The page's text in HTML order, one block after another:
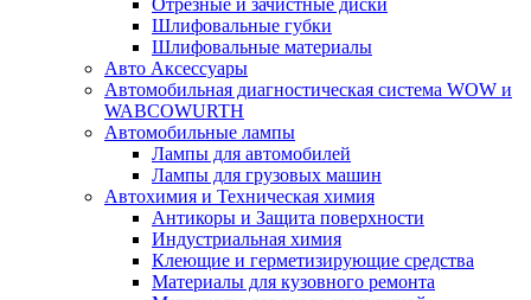
Отрезные и зачистные диски
Шлифовальные губки
Шлифовальные материалы
Авто Аксессуары
Автомобильная диагностическая система WOW и
WABCOWURTH
Автомобильные лампы
Лампы для автомобилей
Лампы для грузовых машин
Автохимия и Техническая химия
Антикоры и Защита поверхности
Индустриальная химия
Клеющие и герметизирующие средства
Материалы для кузовного ремонта